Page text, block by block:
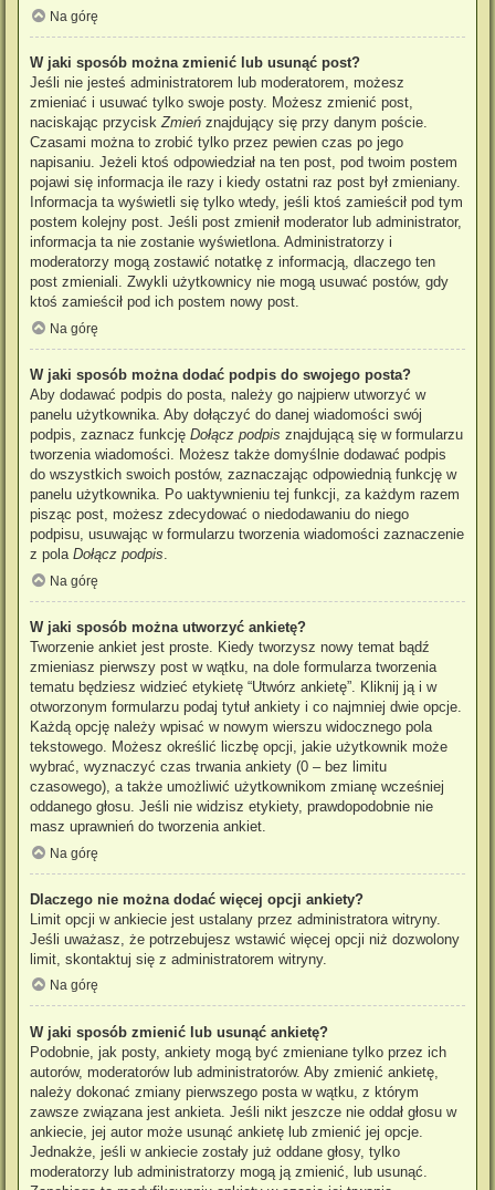
Na górę
W jaki sposób można zmienić lub usunąć post?
Jeśli nie jesteś administratorem lub moderatorem, możesz
zmieniać i usuwać tylko swoje posty. Możesz zmienić post,
naciskając przyciskZmień znajdujący się przy danym poście.
Czasami można to zrobić tylko przez pewien czas po jego
napisaniu. Jeżeli ktoś odpowiedział na ten post, pod twoim postem
pojawi się informacja ile razy i kiedy ostatni raz post był zmieniany.
Informacja ta wyświetli się tylko wtedy, jeśli ktoś zamieścił pod tym
postem kolejny post. Jeśli post zmienił moderator lub administrator,
informacja ta nie zostanie wyświetlona. Administratorzy i
moderatorzy mogą zostawić notatkę z informacją, dlaczego ten
post zmieniali. Zwykli użytkownicy nie mogą usuwać postów, gdy
ktoś zamieścił pod ich postem nowy post.
Na górę
W jaki sposób można dodać podpis do swojego posta?
Aby dodawać podpis do posta, należy go najpierw utworzyć w
panelu użytkownika. Aby dołączyć do danej wiadomości swój
podpis, zaznacz funkcję Dołącz podpis znajdującą się w formularzu
tworzenia wiadomości. Możesz także domyślnie dodawać podpis
do wszystkich swoich postów, zaznaczając odpowiednią funkcję w
panelu użytkownika. Po uaktywnieniu tej funkcji, za każdym razem
pisząc post, możesz zdecydować o niedodawaniu do niego
podpisu, usuwając w formularzu tworzenia wiadomości zaznaczenie
z pola Dołącz podpis.
Na górę
W jaki sposób można utworzyć ankietę?
Tworzenie ankiet jest proste. Kiedy tworzysz nowy temat bądź
zmieniasz pierwszy post w wątku, na dole formularza tworzenia
tematu będziesz widzieć etykietę “Utwórz ankietę”. Kliknij ją i w
otworzonym formularzu podaj tytuł ankiety i co najmniej dwie opcje.
Każdą opcję należy wpisać w nowym wierszu widocznego pola
tekstowego. Możesz określić liczbę opcji, jakie użytkownik może
wybrać, wyznaczyć czas trwania ankiety (0 – bez limitu
czasowego), a także umożliwić użytkownikom zmianę wcześniej
oddanego głosu. Jeśli nie widzisz etykiety, prawdopodobnie nie
masz uprawnień do tworzenia ankiet.
Na górę
Dlaczego nie można dodać więcej opcji ankiety?
Limit opcji w ankiecie jest ustalany przez administratora witryny.
Jeśli uważasz, że potrzebujesz wstawić więcej opcji niż dozwolony
limit, skontaktuj się z administratorem witryny.
Na górę
W jaki sposób zmienić lub usunąć ankietę?
Podobnie, jak posty, ankiety mogą być zmieniane tylko przez ich
autorów, moderatorów lub administratorów. Aby zmienić ankietę,
należy dokonać zmiany pierwszego posta w wątku, z którym
zawsze związana jest ankieta. Jeśli nikt jeszcze nie oddał głosu w
ankiecie, jej autor może usunąć ankietę lub zmienić jej opcje.
Jednakże, jeśli w ankiecie zostały już oddane głosy, tylko
moderatorzy lub administratorzy mogą ją zmienić, lub usunąć.